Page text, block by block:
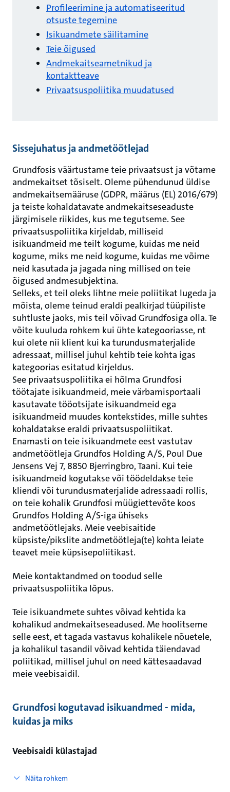
Profileerimine ja automatiseeritud
otsuste tegemine
Isikuandmete säilitamine
Teie õigused
Andmekaitseametnikud ja
kontaktteave
Privaatsuspoliitika muudatused
Sissejuhatus ja andmetöötlejad
Grundfosis väärtustame teie privaatsust ja võtame
andmekaitset tõsiselt. Oleme pühendunud üldise
andmekaitsemääruse (GDPR, määrus (EL) 2016/679)
ja teiste kohaldatavate andmekaitseseaduste
järgimisele riikides, kus me tegutseme. See
privaatsuspoliitika kirjeldab, milliseid
isikuandmeid me teilt kogume, kuidas me neid
kogume, miks me neid kogume, kuidas me võime
neid kasutada ja jagada ning millised on teie
õigused andmesubjektina.
Selleks, et teil oleks lihtne meie poliitikat lugeda ja
mõista, oleme teinud eraldi pealkirjad tüüpiliste
suhtluste jaoks, mis teil võivad Grundfosiga olla. Te
võite kuuluda rohkem kui ühte kategooriasse, nt
kui olete nii klient kui ka turundusmaterjalide
adressaat, millisel juhul kehtib teie kohta igas
kategoorias esitatud kirjeldus.
See privaatsuspoliitika ei hõlma Grundfosi
töötajate isikuandmeid, meie värbamisportaali
kasutavate tööotsijate isikuandmeid ega
isikuandmeid muudes kontekstides, mille suhtes
kohaldatakse eraldi privaatsuspoliitikat.
Enamasti on teie isikuandmete eest vastutav
andmetöötleja Grundfos Holding A/S, Poul Due
Jensens Vej 7, 8850 Bjerringbro, Taani. Kui teie
isikuandmeid kogutakse või töödeldakse teie
kliendi või turundusmaterjalide adressaadi rollis,
on teie kohalik Grundfosi müügiettevõte koos
Grundfos Holding A/S-iga ühiseks
andmetöötlejaks. Meie veebisaitide
küpsiste/pikslite andmetöötleja(te) kohta leiate
teavet meie küpsisepoliitikast.
Meie kontaktandmed on toodud selle
privaatsuspoliitika lõpus.
Teie isikuandmete suhtes võivad kehtida ka
kohalikud andmekaitseseadused. Me hoolitseme
selle eest, et tagada vastavus kohalikele nõuetele,
ja kohalikul tasandil võivad kehtida täiendavad
poliitikad, millisel juhul on need kättesaadavad
meie veebisaidil.
Grundfosi kogutavad isikuandmed - mida,
kuidas ja miks
Veebisaidi külastajad
Näita rohkem